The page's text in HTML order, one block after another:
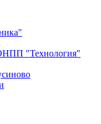
"Технология"